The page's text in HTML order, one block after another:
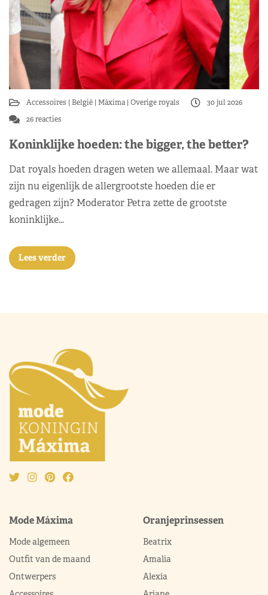
Accessoires België Máxima Overige royals
30 jul 2026
26 reacties
Koninklijke hoeden: the bigger, the better?
Dat royals hoeden dragen weten we allemaal. Maar wat
zijn nu eigenlijk de allergrootste hoeden die er
gedragen zijn? Moderator Petra zette de grootste
koninklijke…
Lees verder
Mode Máxima
Mode algemeen
Outfit van de maand
Ontwerpers
Oranjeprinsessen
Beatrix
Amalia
Alexia